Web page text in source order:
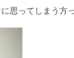
思ってしまう方